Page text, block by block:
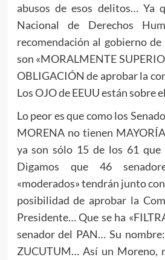
abusos de esos delitos… Ya
Nacional de Derechos
recomendación al gobierno
son «MORALMENTE
OBLIGACIÓN de aprobar la
Los OJO de EEUU están sobre
Lo peor es que como los
MORENA no tienen
ya son sólo 15 de los 61 que
Digamos que 46
«moderados» tendrán junto
posibilidad de aprobar la
Presidente… Que se ha
senador del PAN… Su
ZUCUTUM… Así un Moreno,